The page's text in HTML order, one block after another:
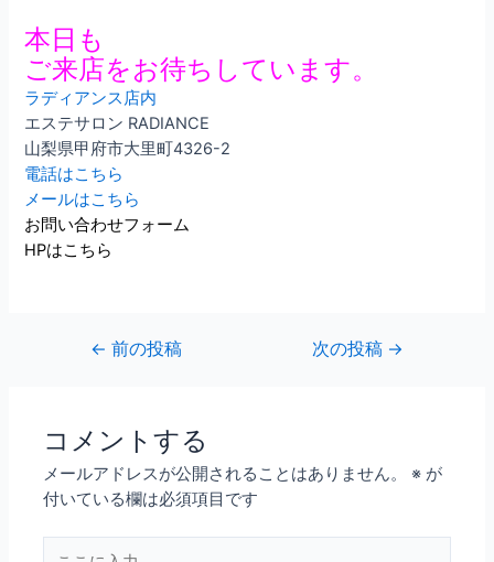
本日も
ご来店をお待ちしています。
ラディアンス店内
エステサロン RADIANCE
山梨県甲府市大里町4326-2
電話はこちら
メールはこちら
お問い合わせフォーム
HPはこちら
← 前の投稿 次の投稿 →
コメントする
メールアドレスが公開されることはありません。 ※ が
付いている欄は必須項目です